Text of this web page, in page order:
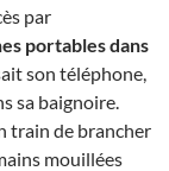
par
portables dans
son téléphone,
sa baignoire.
train de brancher
mouillées